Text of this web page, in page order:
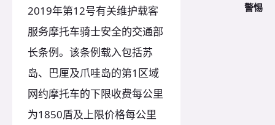
2019年第12号有关维护载客
服务摩托车骑士安全的交通部
长条例。该条例载入包括苏
岛、巴厘及爪哇岛的第1区域
网约摩托车的下限收费每公里
为1850盾及上限价格每公里
警惕